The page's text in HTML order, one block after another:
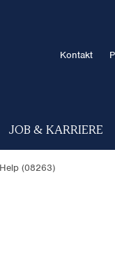
Kontakt
JOB & KARRIERE
(08263)